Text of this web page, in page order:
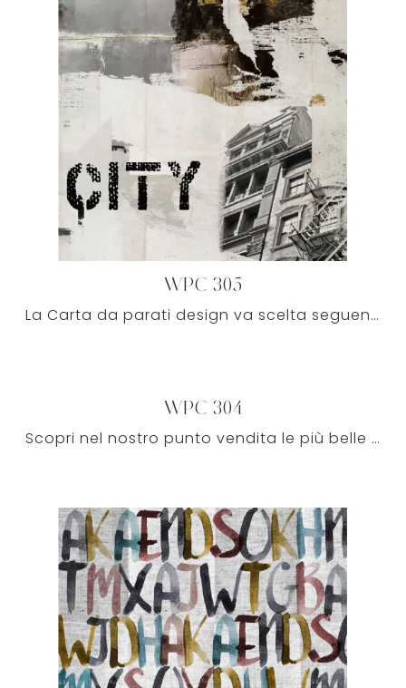
WPC 305
La Carta da parati design va scelta seguendo una certa coerenza stilistica con il resto dell'arredamento, per arricchire i locali di casa al meglio.
WPC 304
Scopri nel nostro punto vendita le più belle proposte del rinomato brand e potrai toccare con mano le loro qualità peculiari, nonché il loro pregio.